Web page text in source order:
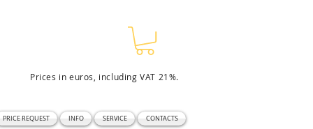
Prices in euros, including VAT 21%.
PRICE REQUEST INFO SERVICE CONTACTS